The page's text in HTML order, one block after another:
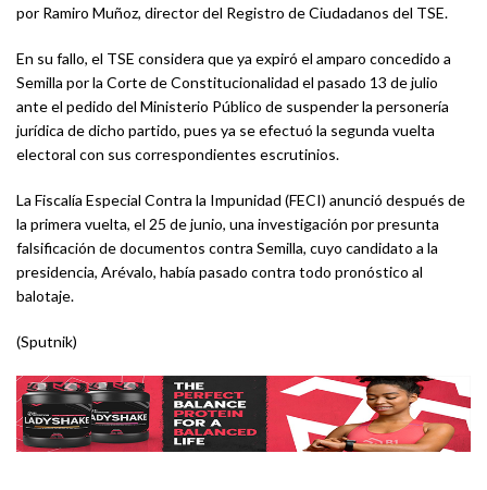
por Ramiro Muñoz, director del Registro de Ciudadanos del TSE.
En su fallo, el TSE considera que ya expiró el amparo concedido a
Semilla por la Corte de Constitucionalidad el pasado 13 de julio
ante el pedido del Ministerio Público de suspender la personería
jurídica de dicho partido, pues ya se efectuó la segunda vuelta
electoral con sus correspondientes escrutinios.
La Fiscalía Especial Contra la Impunidad (FECI) anunció después de
la primera vuelta, el 25 de junio, una investigación por presunta
falsificación de documentos contra Semilla, cuyo candidato a la
presidencia, Arévalo, había pasado contra todo pronóstico al
balotaje.
(Sputnik)